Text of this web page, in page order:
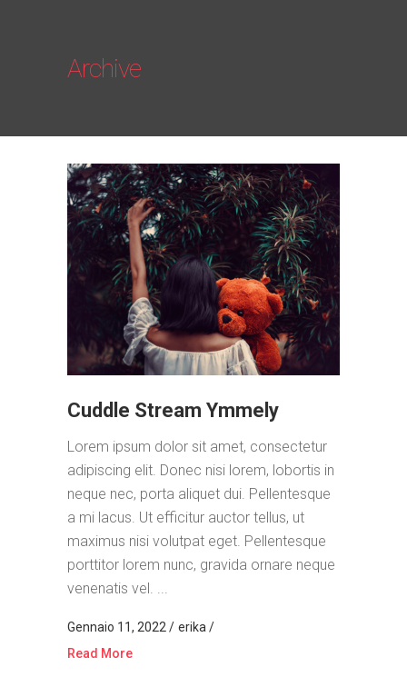
Archive
Cuddle Stream Ymmely
Lorem ipsum dolor sit amet, consectetur
adipiscing elit. Donec nisi lorem, lobortis in
neque nec, porta aliquet dui. Pellentesque
a mi lacus. Ut efficitur auctor tellus, ut
maximus nisi volutpat eget. Pellentesque
porttitor lorem nunc, gravida ornare neque
venenatis vel. ...
Gennaio 11, 2022
erika
Read More